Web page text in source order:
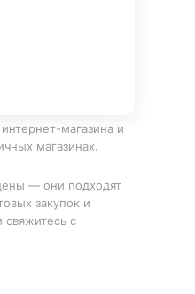
магазина и
магазинах.
— они подходят
закупок и
свяжитесь с